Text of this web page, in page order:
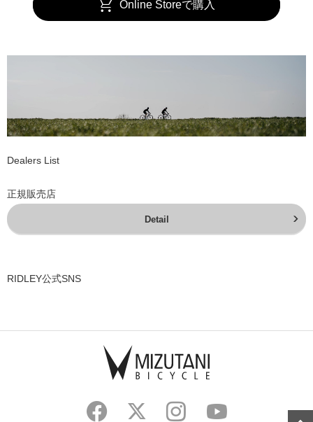
Online Storeで購入
Dealers List
正規販売店
Detail
RIDLEY公式SNS